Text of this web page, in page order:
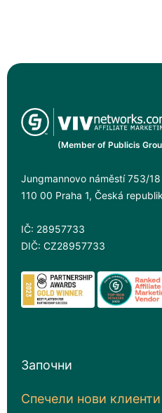
(Member of Publicis
Jungmannovo náměstí 753/18
110 00 Praha 1, Česká
IČ: 28957733
DIČ: CZ28957733
Започни
Спечели нови клиенти